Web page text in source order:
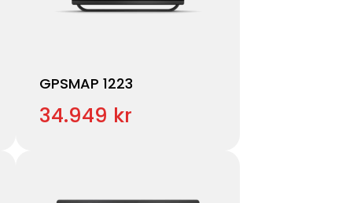
GPSMAP 1223
34.949 kr